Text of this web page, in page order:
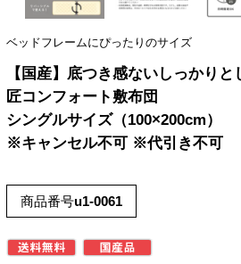
ベッドフレームにぴったりのサイズ
【国産】底つき感ないしっかりと
匠コンフォート敷布団
シングルサイズ（100×200cm）
※キャンセル不可 ※代引き不可
商品番号u1-0061